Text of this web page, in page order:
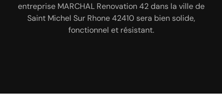
entreprise MARCHAL Renovation 42 dans la ville de
Saint Michel Sur Rhone 42410 sera bien solide,
fonctionnel et résistant.
éléments tel que les serrures. Pour ceux qui sont à
Saint Michel Sur Rhone 42410 et ses régions
environnantes, cherchez une entreprise fiable pour
Faites confiance à MARCHAL Renovation 42 pour
rénover vos volets 42410.